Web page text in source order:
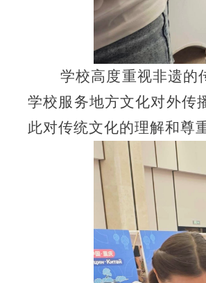
学校高度重视非遗的
学校服务地方文化对外传
此对传统文化的理解和尊